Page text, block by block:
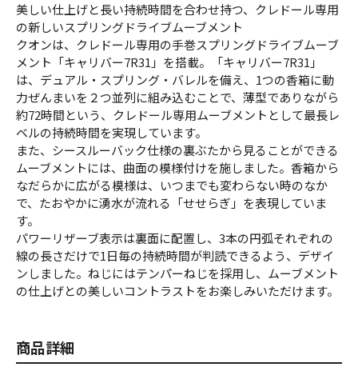
美しい仕上げと長い持続時間を合わせ持つ、クレドール専用
の新しいスプリングドライブムーブメント
クオンは、クレドール専用の手巻スプリングドライブムーブ
メント「キャリバー7R31」を搭載。「キャリバー7R31」
は、デュアル・スプリング・バレルを備え、1つの香箱に動
力ぜんまいを２つ並列に組み込むことで、薄型でありながら
約72時間という、クレドール専用ムーブメントとして最長レ
ベルの持続時間を実現しています。
また、シースルーバック仕様の裏ぶたから見ることができる
ムーブメントには、曲面の模様付けを施しました。香箱から
なだらかに広がる模様は、いつまでも変わらない時のなか
で、たおやかに湧水が流れる「せせらぎ」を表現していま
す。
パワーリザーブ表示は裏面に配置し、3本の円弧それぞれの
線の長さだけで1日毎の持続時間が判読できるよう、デザイ
ンしました。ねじにはテンパーねじを採用し、ムーブメント
の仕上げとの美しいコントラストをお楽しみいただけます。
商品詳細